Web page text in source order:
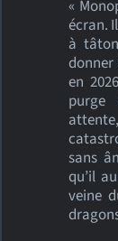
«
écran.
à
en
purge
sans
qu’il
veine